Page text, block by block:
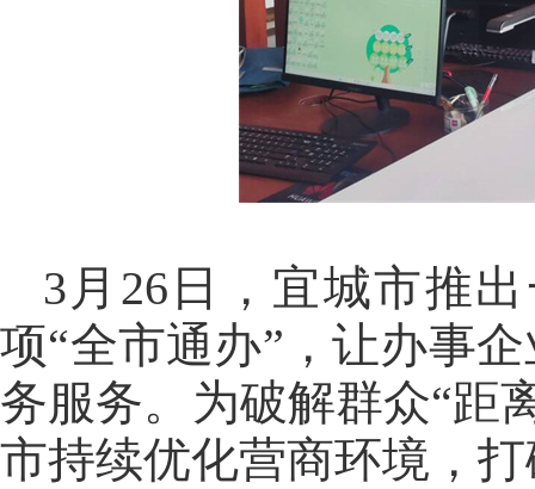
3月26日，宜城市推
项“全市通办”，让办事
务服务。为破解群众“距
市持续优化营商环境，